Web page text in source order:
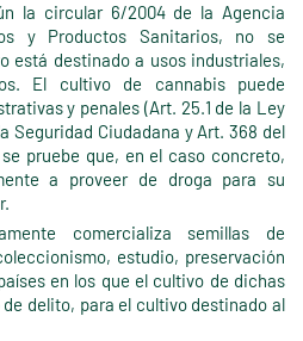
la circular 6/2004 de la Agencia
y Productos Sanitarios, no se
está destinado a usos industriales,
El cultivo de cannabis puede
y penales (Art. 25.1 de la Ley
Seguridad Ciudadana y Art. 368 del
pruebe que, en el caso concreto,
a proveer de droga para su
comercializa semillas de
estudio, preservación
en los que el cultivo de dichas
delito, para el cultivo destinado al